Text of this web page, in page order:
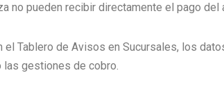
no pueden recibir directamente el pago del
el Tablero de Avisos en Sucursales, los
las gestiones de cobro.